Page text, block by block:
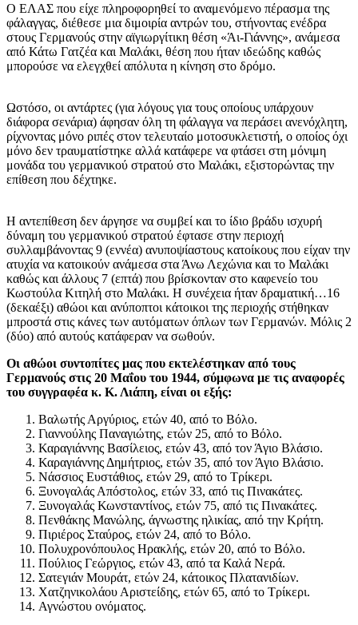
Ο ΕΛΑΣ που είχε πληροφορηθεί το αναμενόμενο πέρασμα της
φάλαγγας, διέθεσε μια διμοιρία αντρών του, στήνοντας ενέδρα
στους Γερμανούς στην αϊγιωργίτικη θέση «Άι-Γιάννης», ανάμεσα
από Κάτω Γατζέα και Μαλάκι, θέση που ήταν ιδεώδης καθώς
μπορούσε να ελεγχθεί απόλυτα η κίνηση στο δρόμο.
Ωστόσο, οι αντάρτες (για λόγους για τους οποίους υπάρχουν
διάφορα σενάρια) άφησαν όλη τη φάλαγγα να περάσει ανενόχλητη,
ρίχνοντας μόνο ριπές στον τελευταίο μοτοσυκλετιστή, ο οποίος όχι
μόνο δεν τραυματίστηκε αλλά κατάφερε να φτάσει στη μόνιμη
μονάδα του γερμανικού στρατού στο Μαλάκι, εξιστορώντας την
επίθεση που δέχτηκε.
Η αντεπίθεση δεν άργησε να συμβεί και το ίδιο βράδυ ισχυρή
δύναμη του γερμανικού στρατού έφτασε στην περιοχή
συλλαμβάνοντας 9 (εννέα) ανυποψίαστους κατοίκους που είχαν την
ατυχία να κατοικούν ανάμεσα στα Άνω Λεχώνια και το Μαλάκι
καθώς και άλλους 7 (επτά) που βρίσκονταν στο καφενείο του
Κωστούλα Κιτηλή στο Μαλάκι. Η συνέχεια ήταν δραματική…16
(δεκαέξι) αθώοι και ανύποπτοι κάτοικοι της περιοχής στήθηκαν
μπροστά στις κάνες των αυτόματων όπλων των Γερμανών. Μόλις 2
(δύο) από αυτούς κατάφεραν να σωθούν.
Οι αθώοι συντοπίτες μας που εκτελέστηκαν από τους
Γερμανούς στις 20 Μαΐου του 1944, σύμφωνα με τις αναφορές
του συγγραφέα κ. Κ. Λιάπη, είναι οι εξής:
Βαλωτής Αργύριος, ετών 40, από το Βόλο.
Γιαννούλης Παναγιώτης, ετών 25, από το Βόλο.
Καραγιάννης Βασίλειος, ετών 43, από τον Άγιο Βλάσιο.
Καραγιάννης Δημήτριος, ετών 35, από τον Άγιο Βλάσιο.
Νάσσιος Ευστάθιος, ετών 29, από το Τρίκερι.
Ξυνογαλάς Απόστολος, ετών 33, από τις Πινακάτες.
Ξυνογαλάς Κωνσταντίνος, ετών 75, από τις Πινακάτες.
Πενθάκης Μανώλης, άγνωστης ηλικίας, από την Κρήτη.
Πιριέρος Σταύρος, ετών 24, από το Βόλο.
Πολυχρονόπουλος Ηρακλής, ετών 20, από το Βόλο.
Πούλιος Γεώργιος, ετών 43, από τα Καλά Νερά.
Σατεγιάν Μουράτ, ετών 24, κάτοικος Πλατανιδίων.
Χατζηνικολάου Αριστείδης, ετών 65, από το Τρίκερι.
Αγνώστου ονόματος.